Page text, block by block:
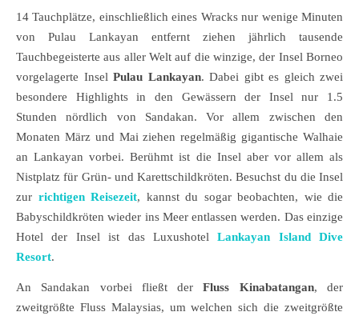
14 Tauchplätze, einschließlich eines Wracks nur wenige Minuten
von Pulau Lankayan entfernt ziehen jährlich tausende
Tauchbegeisterte aus aller Welt auf die winzige, der Insel Borneo
vorgelagerte Insel Pulau Lankayan. Dabei gibt es gleich zwei
besondere Highlights in den Gewässern der Insel nur 1.5
Stunden nördlich von Sandakan. Vor allem zwischen den
Monaten März und Mai ziehen regelmäßig gigantische Walhaie
an Lankayan vorbei. Berühmt ist die Insel aber vor allem als
Nistplatz für Grün- und Karettschildkröten. Besuchst du die Insel
zur richtigen Reisezeit, kannst du sogar beobachten, wie die
Babyschildkröten wieder ins Meer entlassen werden. Das einzige
Hotel der Insel ist das LuxushotelLankayan Island Dive
Resort.
An Sandakan vorbei fließt derFluss Kinabatangan, der
zweitgrößte Fluss Malaysias, um welchen sich die zweitgrößte